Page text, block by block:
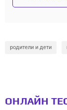
родители и дети
ОНЛАЙН